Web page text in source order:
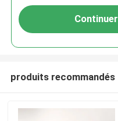
Continuer
produits recommandés